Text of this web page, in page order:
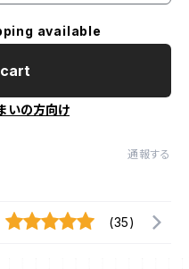
available
いの方向け
通報する
(35)